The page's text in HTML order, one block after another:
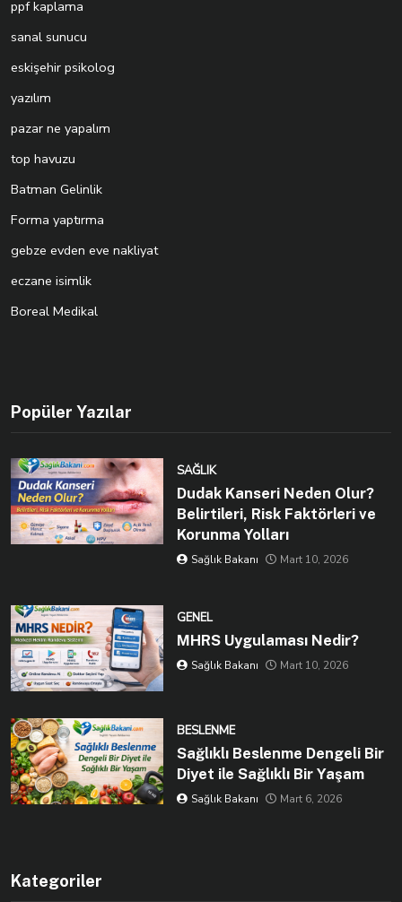
ppf kaplama
sanal sunucu
eskişehir psikolog
yazılım
pazar ne yapalım
top havuzu
Batman Gelinlik
Forma yaptırma
gebze evden eve nakliyat
eczane isimlik
Boreal Medikal
Popüler Yazılar
SAĞLIK
Dudak Kanseri Neden Olur?
Belirtileri, Risk Faktörleri ve
Korunma Yolları
Sağlık Bakanı Mart 10, 2026
GENEL
MHRS Uygulaması Nedir?
Sağlık Bakanı Mart 10, 2026
BESLENME
Sağlıklı Beslenme Dengeli Bir
Diyet ile Sağlıklı Bir Yaşam
Sağlık Bakanı Mart 6, 2026
Kategoriler